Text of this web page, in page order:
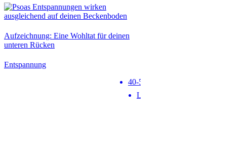
Aufzeichnung: Eine Wohltat für deinen
unteren Rücken
Entspannung
40-50 min
Level 1